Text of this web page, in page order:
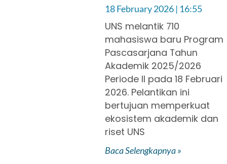
18 February 2026 16:55
UNS melantik 710
mahasiswa baru Program
Pascasarjana Tahun
Akademik 2025/2026
Periode II pada 18 Februari
2026. Pelantikan ini
bertujuan memperkuat
ekosistem akademik dan
riset UNS
Baca Selengkapnya »